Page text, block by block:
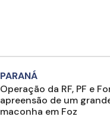
PARANÁ
Operação da RF, PF e
apreensão de um
maconha em Foz